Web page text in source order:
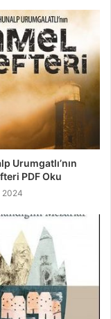
Urumgatlı’nın
PDF Oku
2024